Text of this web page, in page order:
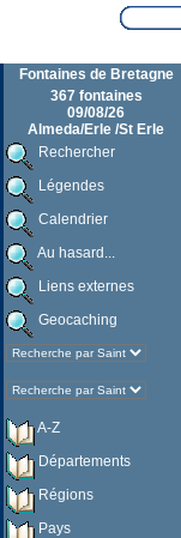
Fontaines de Bretagne
367 fontaines
09/08/26
Almeda/Erle /St Erle
Rechercher
Légendes
Calendrier
Au hasard...
Liens externes
Geocaching
A-Z
Départements
Régions
Pays